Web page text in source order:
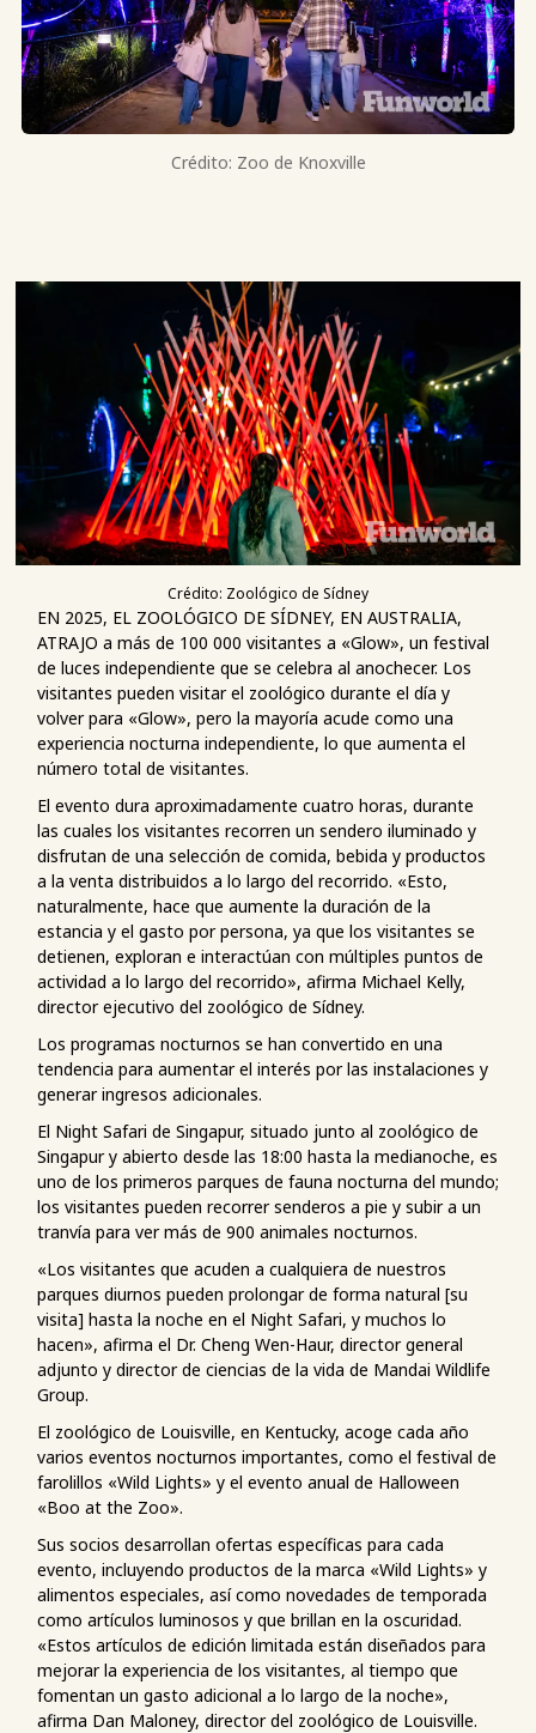
Crédito: Zoo de Knoxville
Crédito: Zoológico de Sídney
EN 2025, EL ZOOLÓGICO DE SÍDNEY, EN AUSTRALIA,
ATRAJO a más de 100 000 visitantes a «Glow», un festival
de luces independiente que se celebra al anochecer. Los
visitantes pueden visitar el zoológico durante el día y
volver para «Glow», pero la mayoría acude como una
experiencia nocturna independiente, lo que aumenta el
número total de visitantes.
El evento dura aproximadamente cuatro horas, durante
las cuales los visitantes recorren un sendero iluminado y
disfrutan de una selección de comida, bebida y productos
a la venta distribuidos a lo largo del recorrido. «Esto,
naturalmente, hace que aumente la duración de la
estancia y el gasto por persona, ya que los visitantes se
detienen, exploran e interactúan con múltiples puntos de
actividad a lo largo del recorrido», afirma Michael Kelly,
director ejecutivo del zoológico de Sídney.
Los programas nocturnos se han convertido en una
tendencia para aumentar el interés por las instalaciones y
generar ingresos adicionales.
El Night Safari de Singapur, situado junto al zoológico de
Singapur y abierto desde las 18:00 hasta la medianoche, es
uno de los primeros parques de fauna nocturna del mundo;
los visitantes pueden recorrer senderos a pie y subir a un
tranvía para ver más de 900 animales nocturnos.
«Los visitantes que acuden a cualquiera de nuestros
parques diurnos pueden prolongar de forma natural [su
visita] hasta la noche en el Night Safari, y muchos lo
hacen», afirma el Dr. Cheng Wen-Haur, director general
adjunto y director de ciencias de la vida de Mandai Wildlife
Group.
El zoológico de Louisville, en Kentucky, acoge cada año
varios eventos nocturnos importantes, como el festival de
farolillos «Wild Lights» y el evento anual de Halloween
«Boo at the Zoo».
Sus socios desarrollan ofertas específicas para cada
evento, incluyendo productos de la marca «Wild Lights» y
alimentos especiales, así como novedades de temporada
como artículos luminosos y que brillan en la oscuridad.
«Estos artículos de edición limitada están diseñados para
mejorar la experiencia de los visitantes, al tiempo que
fomentan un gasto adicional a lo largo de la noche»,
afirma Dan Maloney, director del zoológico de Louisville.